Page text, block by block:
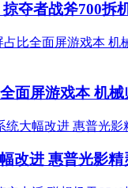
夺者战斧700拆
面屏游戏本 机
改进 惠普光影精